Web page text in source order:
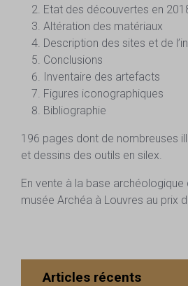
Etat des découvertes en
Altération des matériaux
Description des sites et de
Conclusions
Inventaire des artefacts
Figures iconographiques
Bibliographie
196 pages dont de nombreuses
et dessins des outils en silex.
En vente à la base archéologique
musée Archéa à Louvres au prix
Articles récents